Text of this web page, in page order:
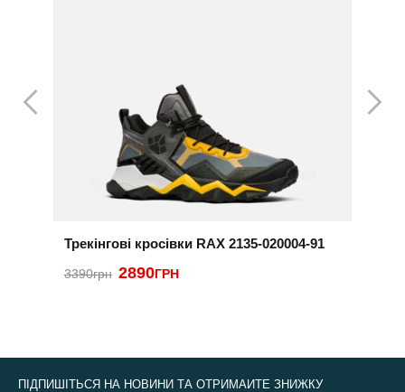
Трекінгові кросівки RAX 2135-020004-91
3390грн 2890ГРН
ПІДПИШІТЬСЯ НА НОВИНИ ТА ОТРИМАЙТЕ ЗНИЖКУ